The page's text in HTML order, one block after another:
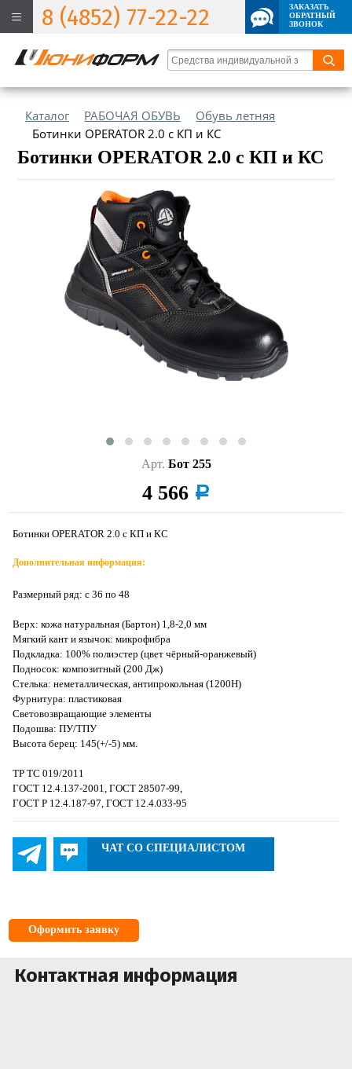
8 (4852) 77-22-22
ЗАКАЗАТЬ
ОБРАТНЫЙ
ЗВОНОК
Каталог РАБОЧАЯ ОБУВЬ
Обувь летняя
Ботинки OPERATOR 2.0 с КП и КС
Ботинки OPERATOR 2.0 с КП и КС
Арт. Бот 255
4 566 a
Ботинки OPERATOR 2.0 с КП и КС
Дополнительная информация:
Размерный ряд: с 36 по 48
Верх: кожа натуральная (Бартон) 1,8-2,0 мм
Мягкий кант и язычок: микрофибра
Подкладка: 100% полиэстер (цвет чёрный-оранжевый)
Подносок: композитный (200 Дж)
Стелька: неметаллическая, антипрокольная (1200H)
Фурнитура: пластиковая
Cветовозвращающие элементы
Подошва: ПУ/ТПУ
Высота берец: 145(+/-5) мм.
ТР ТС 019/2011
ГОСТ 12.4.137-2001, ГОСТ 28507-99,
ГОСТ Р 12.4.187-97, ГОСТ 12.4.033-95
ЧАТ СО СПЕЦИАЛИСТОМ
Оформить заявку
Контактная информация